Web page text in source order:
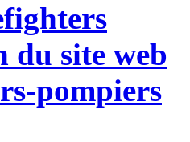
du site web
pompiers